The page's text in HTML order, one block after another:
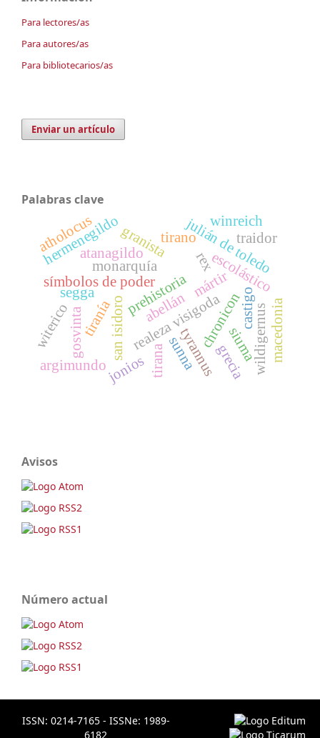
Para lectores/as
Para autores/as
Para bibliotecarios/as
Enviar un artículo
Palabras clave
prehistoria mártir
realeza visigoda
símbolos de poder
tyrannus
monarquía
chroniconcastigo
san isidoro
escolástico
julián de toledo
rex
atanagildo
hermenegildo
sunna
tiranía
siuma
segga
gosvinta
tirana
atholocus granista
wildigernus
argimundo
witerico
tirano traidor
abellán
grecia
jonios
macedonia
winreich
Avisos
Número actual
ISSN: 0214-7165 - ISSNe: 1989-
6182